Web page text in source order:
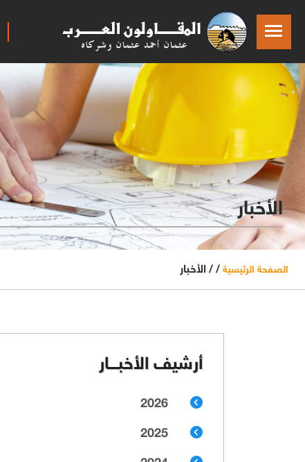
الأخبار
الصفحة الرئيسية / / الأخبار
أرشيف الأخبـــار
2026
2025